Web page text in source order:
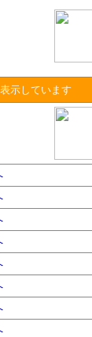
示しています